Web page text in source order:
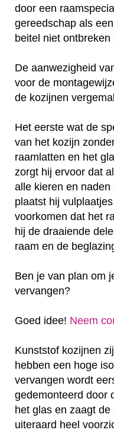
door een
gereedschap als
beitel niet
De aanwezigheid
voor de
de kozijnen
Het eerste wat de
van het kozijn
raamlatten en het
zorgt hij ervoor dat
alle kieren en
plaatst hij
voorkomen dat het
hij de draaiende
raam en de
Ben je van plan om
vervangen?
Goed idee! Neem
Kunststof kozijnen
hebben een hoge
vervangen wordt
gedemonteerd door
het glas en zaagt
uiteraard heel